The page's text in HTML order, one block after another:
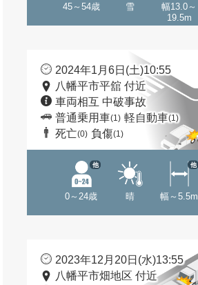
45～54歳 雪
幅13.0～
19.5m
2024年1月6日(土)10:55
八幡平市平舘 付近
車両相互 中破事故
普通乗用車(1) 軽自動車(1)
死亡(0) 負傷(1)
0～24歳
他
晴 幅～5.5m
他
2023年12月20日(水)13:55
八幡平市畑地区 付近